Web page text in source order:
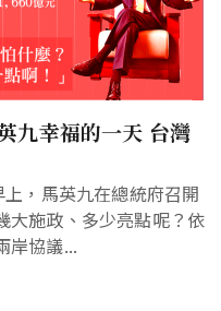
九幸福的一天 台灣
，馬英九在總統府召開
大施政、多少亮點呢？依
岸協議...